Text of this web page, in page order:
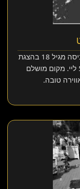
חוויה יוקרתית במלונות רדיסון ומריוט. כניסה מגיל 18 בהצגת
דרכון בלבד. עלות כניסה ממוצעת: 50 ליי. מקום מושלם
טובה.